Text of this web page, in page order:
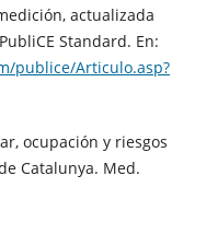
actualizada
Standard. En:
publice/Articulo.asp?
ocupación y riesgos
Catalunya. Med.